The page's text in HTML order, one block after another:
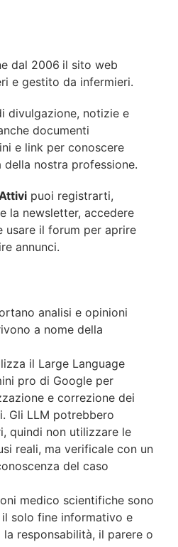
dal 2006 il sito web
e gestito da infermieri.
divulgazione, notizie e
documenti
e link per conoscere
nostra professione.
puoi registrarti,
la newsletter, accedere
usare il forum per aprire
annunci.
analisi e opinioni
a nome della
il Large Language
pro di Google per
e correzione dei
Gli LLM potrebbero
quindi non utilizzare le
reali, ma verificale con un
del caso
medico scientifiche sono
solo fine informativo e
responsabilità, il parere o